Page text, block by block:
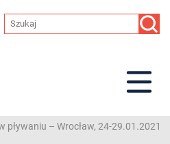
– Wrocław, 24-29.01.2021